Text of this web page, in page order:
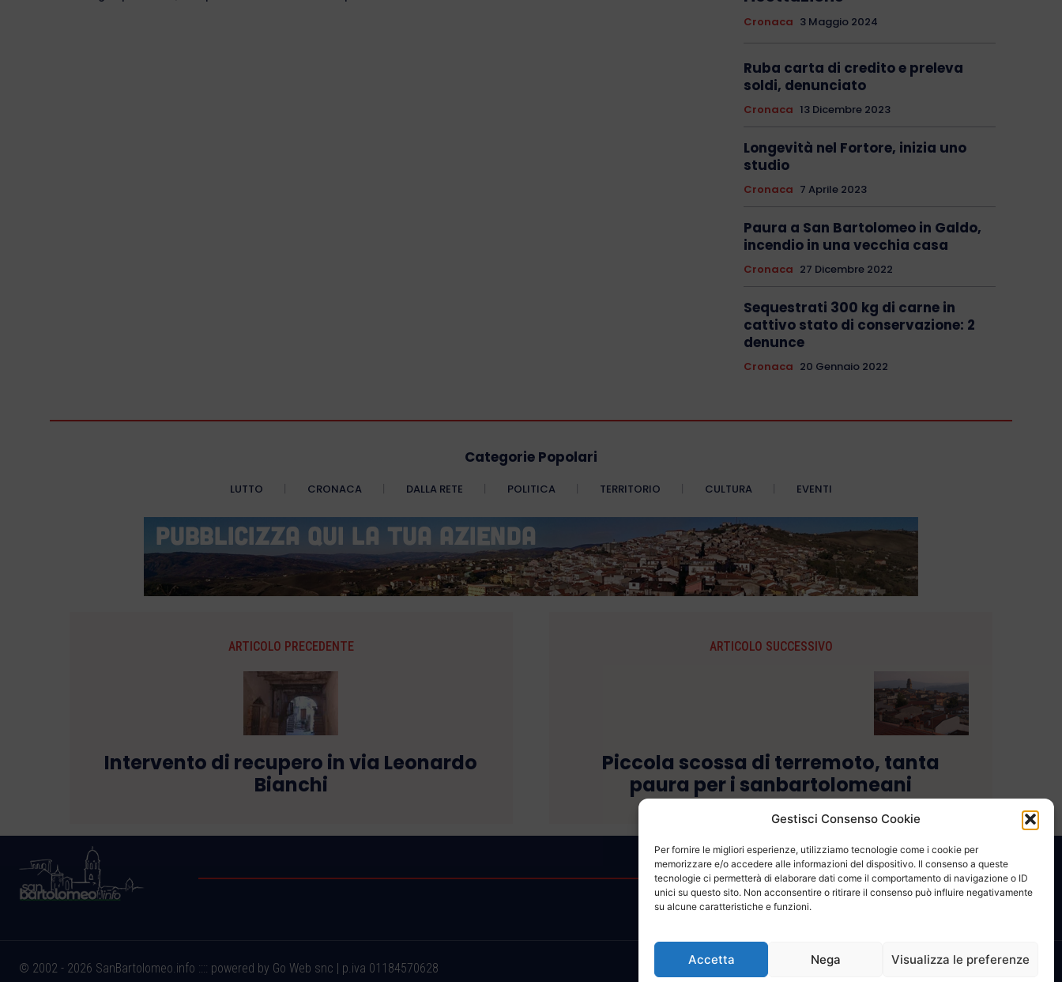
Gestisci Consenso Cookie
Per fornire le migliori esperienze, utilizziamo tecnologie come i cookie per
memorizzare e/o accedere alle informazioni del dispositivo. Il consenso a queste
tecnologie ci permetterà di elaborare dati come il comportamento di navigazione o ID
unici su questo sito. Non acconsentire o ritirare il consenso può influire negativamente
su alcune caratteristiche e funzioni.
Accetta Nega Visualizza le preferenze
Cronaca 3 Maggio 2024
Ruba carta di credito e preleva
soldi, denunciato
Cronaca 13 Dicembre 2023
Longevità nel Fortore, inizia uno
studio
Cronaca 7 Aprile 2023
Paura a San Bartolomeo in Galdo,
incendio in una vecchia casa
Cronaca 27 Dicembre 2022
Sequestrati 300 kg di carne in
cattivo stato di conservazione: 2
denunce
Cronaca 20 Gennaio 2022
Categorie Popolari
LUTTO CRONACA DALLA RETE POLITICA TERRITORIO CULTURA EVENTI
ARTICOLO PRECEDENTE
Intervento di recupero in via Leonardo
Bianchi
ARTICOLO SUCCESSIVO
Piccola scossa di terremoto, tanta
paura per i sanbartolomeani
CONTATTACI COOKIE POLICY PRIVACY
© 2002 - 2026 SanBartolomeo.info :::: powered by Go Web snc | p.iva 01184570628